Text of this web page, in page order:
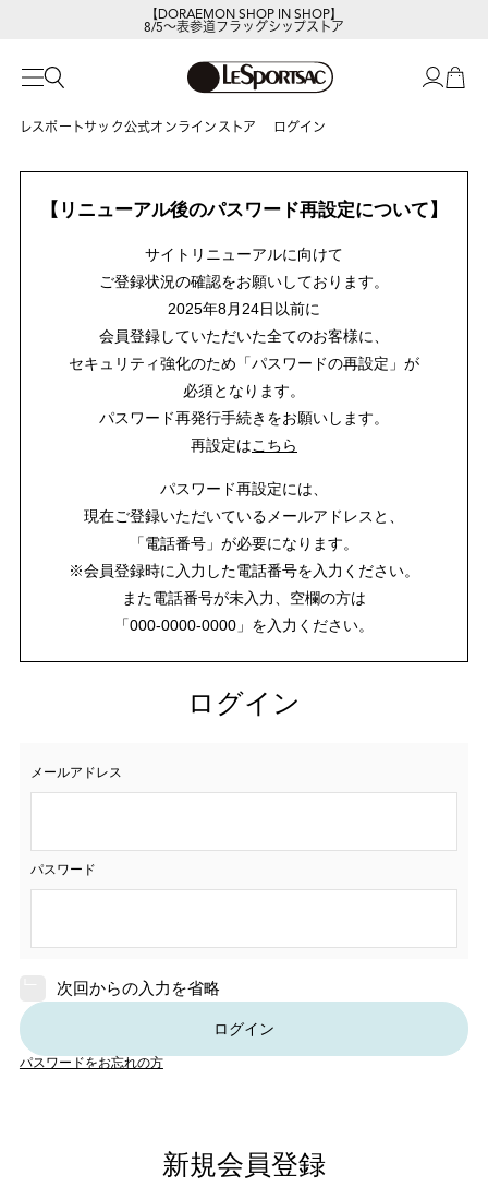
【DORAEMON SHOP IN SHOP】
8/5～表参道フラッグシップストア
レスポートサック公式オンラインストア ログイン
【リニューアル後のパスワード再設定について】
サイトリニューアルに向けて
ご登録状況の確認をお願いしております。
2025年8月24日以前に
会員登録していただいた全てのお客様に、
セキュリティ強化のため「パスワードの再設定」が
必須となります。
パスワード再発行手続きをお願いします。
再設定はこちら
パスワード再設定には、
現在ご登録いただいているメールアドレスと、
「電話番号」が必要になります。
※会員登録時に入力した電話番号を入力ください。
また電話番号が未入力、空欄の方は
「000-0000-0000」を入力ください。
ログイン
メールアドレス
パスワード
次回からの入力を省略
ログイン
パスワードをお忘れの方
新規会員登録